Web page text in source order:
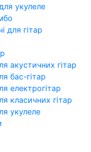
укулеле
для гітар
акустичних гітар
бас-гітар
електрогітар
класичних гітар
укулеле